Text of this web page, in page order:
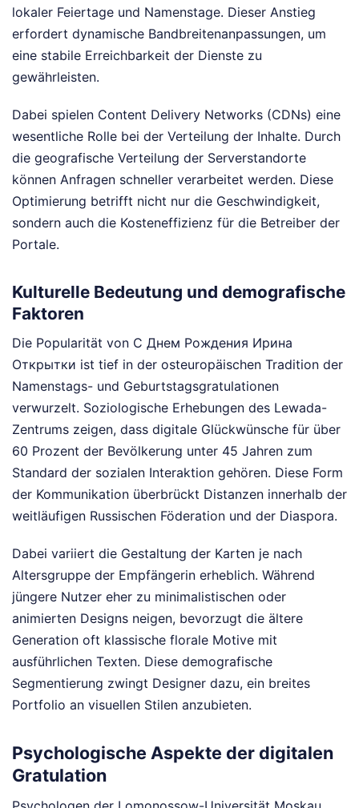
lokaler Feiertage und Namenstage. Dieser Anstieg
erfordert dynamische Bandbreitenanpassungen, um
eine stabile Erreichbarkeit der Dienste zu
gewährleisten.
Dabei spielen Content Delivery Networks (CDNs) eine
wesentliche Rolle bei der Verteilung der Inhalte. Durch
die geografische Verteilung der Serverstandorte
können Anfragen schneller verarbeitet werden. Diese
Optimierung betrifft nicht nur die Geschwindigkeit,
sondern auch die Kosteneffizienz für die Betreiber der
Portale.
Kulturelle Bedeutung und demografische
Faktoren
Die Popularität von С Днем Рождения Ирина
Открытки ist tief in der osteuropäischen Tradition der
Namenstags- und Geburtstagsgratulationen
verwurzelt. Soziologische Erhebungen des Lewada-
Zentrums zeigen, dass digitale Glückwünsche für über
60 Prozent der Bevölkerung unter 45 Jahren zum
Standard der sozialen Interaktion gehören. Diese Form
der Kommunikation überbrückt Distanzen innerhalb der
weitläufigen Russischen Föderation und der Diaspora.
Dabei variiert die Gestaltung der Karten je nach
Altersgruppe der Empfängerin erheblich. Während
jüngere Nutzer eher zu minimalistischen oder
animierten Designs neigen, bevorzugt die ältere
Generation oft klassische florale Motive mit
ausführlichen Texten. Diese demografische
Segmentierung zwingt Designer dazu, ein breites
Portfolio an visuellen Stilen anzubieten.
Psychologische Aspekte der digitalen
Gratulation